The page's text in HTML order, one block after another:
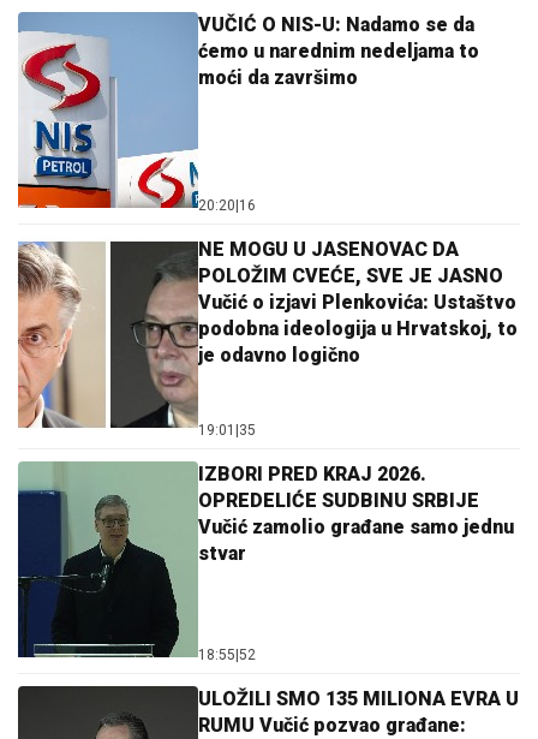
VUČIĆ O NIS-U: Nadamo se da
ćemo u narednim nedeljama to
moći da završimo
20:20 16
NE MOGU U JASENOVAC DA
POLOŽIM CVEĆE, SVE JE JASNO
Vučić o izjavi Plenkovića: Ustaštvo
podobna ideologija u Hrvatskoj, to
je odavno logično
19:01 35
IZBORI PRED KRAJ 2026.
OPREDELIĆE SUDBINU SRBIJE
Vučić zamolio građane samo jednu
stvar
18:55 52
ULOŽILI SMO 135 MILIONA EVRA U
RUMU Vučić pozvao građane: